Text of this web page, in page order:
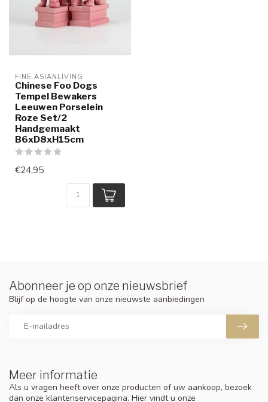
FINE ASIANLIVING
Chinese Foo Dogs
Tempel Bewakers
Leeuwen Porselein
Roze Set/2
Handgemaakt
B6xD8xH15cm
€24,95
Meer informatie
Als u vragen heeft over onze producten of uw aankoop, bezoek
dan onze klantenservicepagina. Hier vindt u onze
Abonneer je op onze nieuwsbrief
Blijf op de hoogte van onze nieuwste aanbiedingen